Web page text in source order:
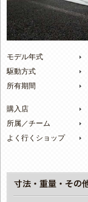
モデル年式
駆動方式
所有期間
購入店
所属／チーム
よく行くショップ